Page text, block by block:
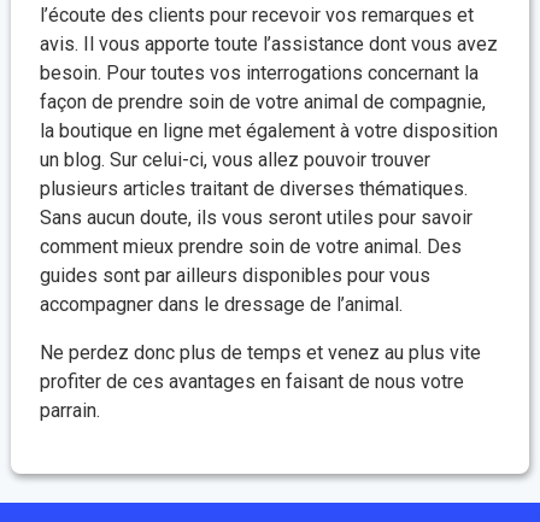
l’écoute des clients pour recevoir vos remarques et
avis. Il vous apporte toute l’assistance dont vous avez
besoin. Pour toutes vos interrogations concernant la
façon de prendre soin de votre animal de compagnie,
la boutique en ligne met également à votre disposition
un blog. Sur celui-ci, vous allez pouvoir trouver
plusieurs articles traitant de diverses thématiques.
Sans aucun doute, ils vous seront utiles pour savoir
comment mieux prendre soin de votre animal. Des
guides sont par ailleurs disponibles pour vous
accompagner dans le dressage de l’animal.
Ne perdez donc plus de temps et venez au plus vite
profiter de ces avantages en faisant de nous votre
parrain.